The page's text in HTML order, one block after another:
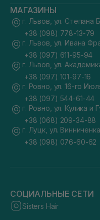
МАГАЗИНЫ
г. Львов, ул. Степана
+38 (098) 778-13-79
г. Львов, ул. Ивана
+38 (097) 611-95-94
г. Львов, ул.
+38 (097) 101-97-16
г. Ровно, ул. 16-го
+38 (097) 544-61-44
г. Ровно, ул. Кулика и
+38 (068) 209-34-88
г. Луцк, ул.
+38 (098) 076-60-62
СОЦИАЛЬНЫЕ СЕТИ
Sisters Hair